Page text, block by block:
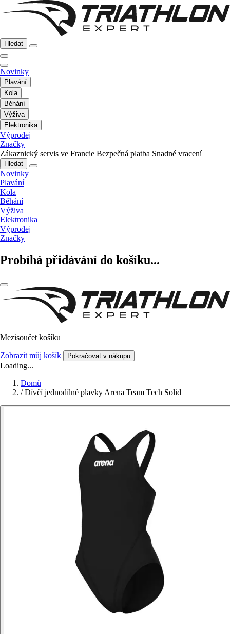
Hledat
Novinky
Plavání
Kola
Běhání
Výživa
Elektronika
Výprodej
Značky
Zákaznický servis ve Francie Bezpečná platba Snadné vracení
Hledat
Novinky
Plavání
Kola
Běhání
Výživa
Elektronika
Výprodej
Značky
Probíhá přidávání do košíku...
Mezisoučet košíku
Zobrazit můj košík Pokračovat v nákupu
Loading...
Domů
/ Dívčí jednodílné plavky Arena Team Tech Solid